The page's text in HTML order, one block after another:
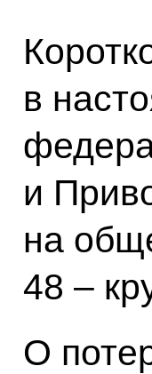
в
и
на
48 –
О